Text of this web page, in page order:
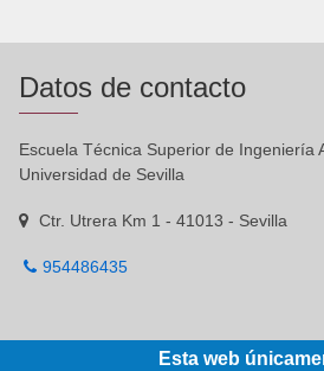
Datos de contacto
Escuela Técnica Superior de Ingeniería
Universidad de Sevilla
Ctr. Utrera Km 1 - 41013 - Sevilla
954486435
Esta web